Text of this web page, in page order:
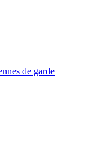
de garde